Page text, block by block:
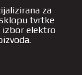
za
tvrtke
izbor elektro